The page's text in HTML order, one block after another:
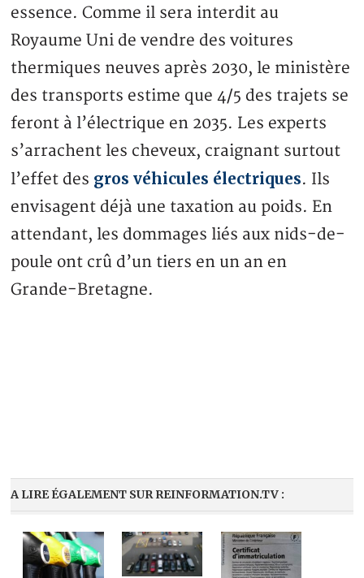
essence. Comme il sera interdit au
Royaume Uni de vendre des voitures
thermiques neuves après 2030, le ministère
des transports estime que 4/5 des trajets se
feront à l’électrique en 2035. Les experts
s’arrachent les cheveux, craignant surtout
l’effet des gros véhicules électriques. Ils
envisagent déjà une taxation au poids. En
attendant, les dommages liés aux nids-de-
poule ont crû d’un tiers en un an en
Grande-Bretagne.
A LIRE ÉGALEMENT SUR REINFORMATION.TV :